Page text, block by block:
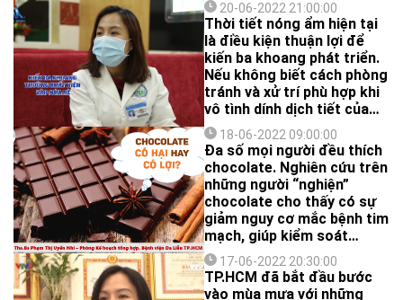
20-06-2022 21:00:00
Thời tiết nóng ẩm hiện tại
là điều kiện thuận lợi để
kiến ba khoang phát triển.
Nếu không biết cách phòng
tránh và xử trí phù hợp khi
vô tình dính dịch tiết của
kiến ba khoang thì thường
dẫn đến những biến chứng
nghiêm trọng nơi người
bệnh.
18-06-2022 09:00:00
Đa số mọi người đều thích
chocolate. Nghiên cứu trên
những người “nghiện”
chocolate cho thấy có sự
giảm nguy cơ mắc bệnh tim
mạch, giúp kiểm soát
lượng đường trong máu và
giảm căng thẳng…
17-06-2022 20:30:00
TP.HCM đã bắt đầu bước
vào mùa mưa với những